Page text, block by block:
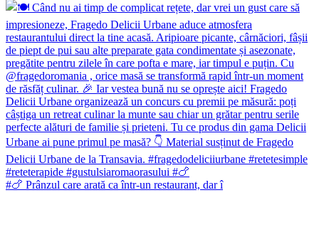
#🍗 Prânzul care arată ca într-un restaurant, dar î